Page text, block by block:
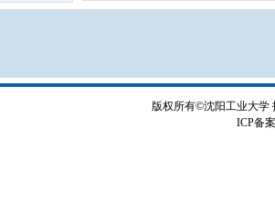
版权所有©沈阳工业大学
ICP备